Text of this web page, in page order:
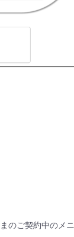
のご契約中のメ